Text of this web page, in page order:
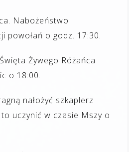
Nabożeństwo
powołań o godz. 17:30.
Żywego Różańca
o 18:00.
nałożyć szkaplerz
uczynić w czasie Mszy o